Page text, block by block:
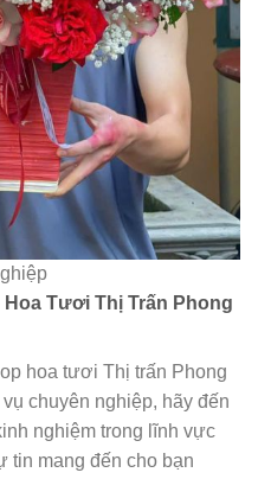
Tươi Thị Trấn Phong
hoa tươi Thị trấn Phong
chuyên nghiệp, hãy đến
nghiệm trong lĩnh vực
tin mang đến cho bạn